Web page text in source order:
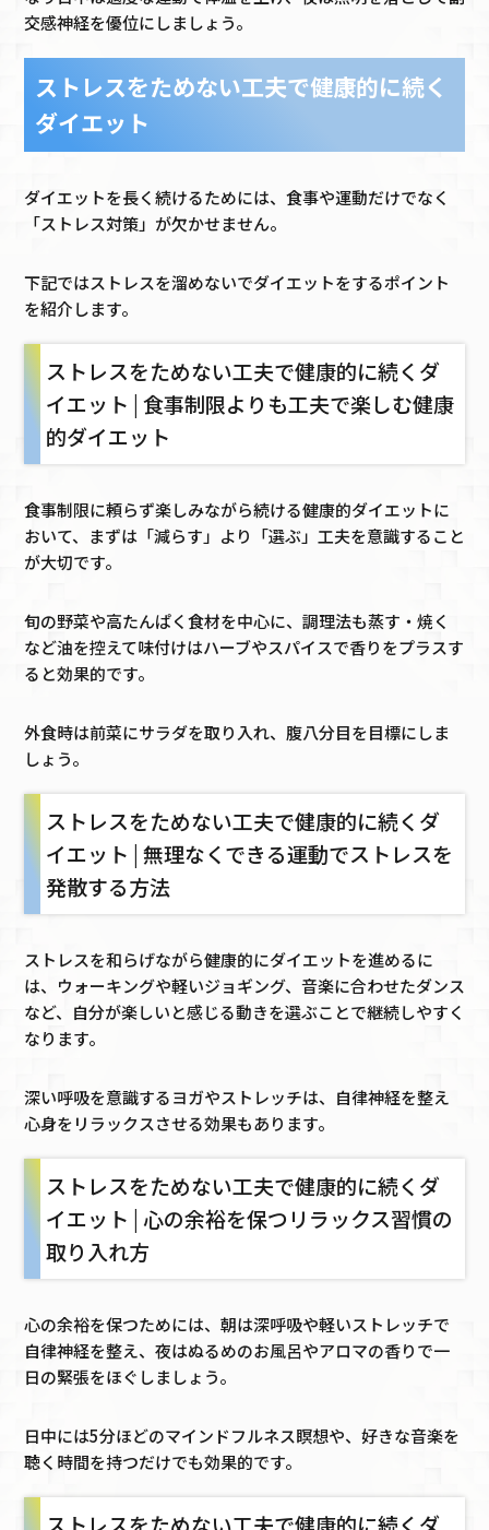
交感神経を優位にしましょう。
ストレスをためない工夫で健康的に続く
ダイエット
ダイエットを長く続けるためには、食事や運動だけでなく
「ストレス対策」が欠かせません。
下記ではストレスを溜めないでダイエットをするポイント
を紹介します。
ストレスをためない工夫で健康的に続くダ
イエット | 食事制限よりも工夫で楽しむ健康
的ダイエット
食事制限に頼らず楽しみながら続ける健康的ダイエットに
おいて、まずは「減らす」より「選ぶ」工夫を意識すること
が大切です。
旬の野菜や高たんぱく食材を中心に、調理法も蒸す・焼く
など油を控えて味付けはハーブやスパイスで香りをプラスす
ると効果的です。
外食時は前菜にサラダを取り入れ、腹八分目を目標にしま
しょう。
ストレスをためない工夫で健康的に続くダ
イエット | 無理なくできる運動でストレスを
発散する方法
ストレスを和らげながら健康的にダイエットを進めるに
は、ウォーキングや軽いジョギング、音楽に合わせたダンス
など、自分が楽しいと感じる動きを選ぶことで継続しやすく
なります。
深い呼吸を意識するヨガやストレッチは、自律神経を整え
心身をリラックスさせる効果もあります。
ストレスをためない工夫で健康的に続くダ
イエット | 心の余裕を保つリラックス習慣の
取り入れ方
心の余裕を保つためには、朝は深呼吸や軽いストレッチで
自律神経を整え、夜はぬるめのお風呂やアロマの香りで一
日の緊張をほぐしましょう。
日中には5分ほどのマインドフルネス瞑想や、好きな音楽を
聴く時間を持つだけでも効果的です。
ストレスをためない工夫で健康的に続くダ